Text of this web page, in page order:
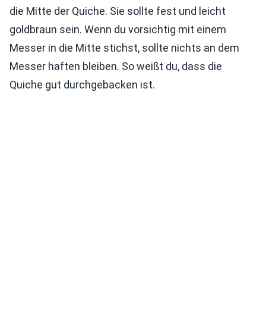
die Mitte der Quiche. Sie sollte fest und leicht
goldbraun sein. Wenn du vorsichtig mit einem
Messer in die Mitte stichst, sollte nichts an dem
Messer haften bleiben. So weißt du, dass die
Quiche gut durchgebacken ist.